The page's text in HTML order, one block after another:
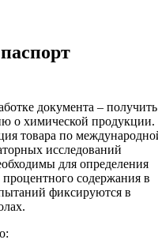
документа – получить
о химической продукции.
товара по
исследований
для определения
содержания в
фиксируются в